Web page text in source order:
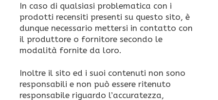
In caso di qualsiasi problematica con i
prodotti recensiti presenti su questo sito, è
dunque necessario mettersi in contatto con
il produttore o fornitore secondo le
modalità fornite da loro.
Inoltre il sito ed i suoi contenuti non sono
responsabili e non può essere ritenuto
responsabile riguardo l’accuratezza,